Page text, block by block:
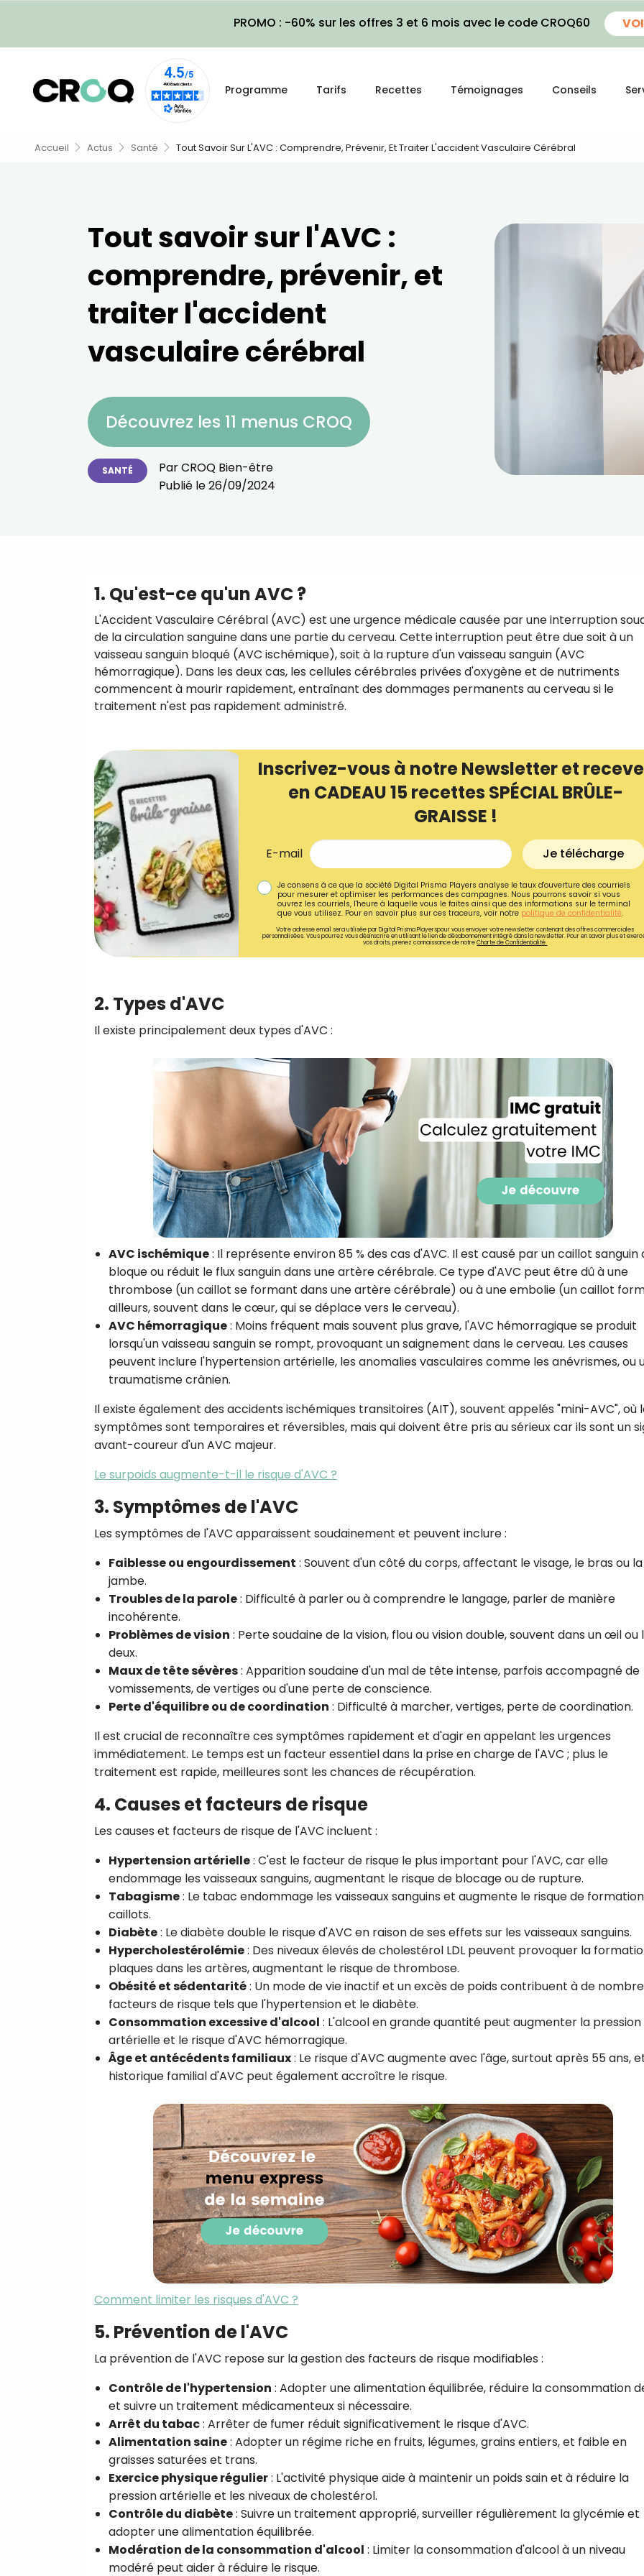
PROMO : -60% sur les offres 3 et 6 mois avec le code CROQ60
Programme Tarifs Recettes Témoignages Conseils
Accueil Actus Santé Tout Savoir Sur L'AVC : Comprendre, Prévenir, Et Traiter L'accident Vasculaire Cérébral
Tout savoir sur l'AVC :
comprendre, prévenir, et
traiter l'accident
vasculaire cérébral
Découvrez les 11 menus CROQ
SANTÉ ParCROQ Bien-être
Publié le26/09/2024
1. Qu'est-ce qu'un AVC ?
L'Accident Vasculaire Cérébral (AVC) est une urgence médicale causée par une interruption
de la circulation sanguine dans une partie du cerveau. Cette interruption peut être due soit à un
vaisseau sanguin bloqué (AVC ischémique), soit à la rupture d'un vaisseau sanguin (AVC
hémorragique). Dans les deux cas, les cellules cérébrales privées d'oxygène et de nutriments
commencent à mourir rapidement, entraînant des dommages permanents au cerveau si le
traitement n'est pas rapidement administré.
Inscrivez-vous à notre Newsletter et
en CADEAU 15 recettes SPÉCIAL BRÛLE-
GRAISSE !
E-mail Je télécharge
Je consens à ce que la société Digital Prisma Players analyse le taux d'ouverture des courriels
pour mesurer et optimiser les performances des campagnes. Nous pourrons savoir si vous
ouvrez les courriels, l'heure à laquelle vous le faites ainsi que des informations sur le terminal
que vous utilisez. Pour en savoir plus sur ces traceurs, voir notre politique de confidentialité.
Votre adresse email sera utilisée par Digital Prisma Playerspour vous envoyer votre newsletter contenant des offres commerciales
personnalisées. Vous pourrez vous désinscrire en utilisant le lien de désabonnement intégré dans la newsletter. Pour en savoir plus et
vos droits, prenez connaissance de notreCharte de Confidentialité.
2. Types d'AVC
Il existe principalement deux types d'AVC :
AVC ischémique: Il représente environ 85 % des cas d'AVC. Il est causé par un caillot sanguin
bloque ou réduit le flux sanguin dans une artère cérébrale. Ce type d'AVC peut être dû à une
thrombose (un caillot se formant dans une artère cérébrale) ou à une embolie (un caillot
ailleurs, souvent dans le cœur, qui se déplace vers le cerveau).
AVC hémorragique: Moins fréquent mais souvent plus grave, l'AVC hémorragique se produit
lorsqu'un vaisseau sanguin se rompt, provoquant un saignement dans le cerveau. Les causes
peuvent inclure l'hypertension artérielle, les anomalies vasculaires comme les anévrismes, ou
traumatisme crânien.
Il existe également des accidents ischémiques transitoires (AIT), souvent appelés "mini-AVC", où
symptômes sont temporaires et réversibles, mais qui doivent être pris au sérieux car ils sont un
avant-coureur d'un AVC majeur.
Le surpoids augmente-t-il le risque d'AVC ?
3. Symptômes de l'AVC
Les symptômes de l'AVC apparaissent soudainement et peuvent inclure :
Faiblesse ou engourdissement : Souvent d'un côté du corps, affectant le visage, le bras ou la
jambe.
Troubles de la parole: Difficulté à parler ou à comprendre le langage, parler de manière
incohérente.
Problèmes de vision : Perte soudaine de la vision, flou ou vision double, souvent dans un œil ou
deux.
Maux de tête sévères: Apparition soudaine d'un mal de tête intense, parfois accompagné de
vomissements, de vertiges ou d'une perte de conscience.
Perte d'équilibre ou de coordination : Difficulté à marcher, vertiges, perte de coordination.
Il est crucial de reconnaître ces symptômes rapidement et d'agir en appelant les urgences
immédiatement. Le temps est un facteur essentiel dans la prise en charge de l'AVC ; plus le
traitement est rapide, meilleures sont les chances de récupération.
4. Causes et facteurs de risque
Les causes et facteurs de risque de l'AVC incluent :
Hypertension artérielle: C'est le facteur de risque le plus important pour l'AVC, car elle
endommage les vaisseaux sanguins, augmentant le risque de blocage ou de rupture.
Tabagisme: Le tabac endommage les vaisseaux sanguins et augmente le risque de
caillots.
Diabète: Le diabète double le risque d'AVC en raison de ses effets sur les vaisseaux sanguins.
Hypercholestérolémie: Des niveaux élevés de cholestérol LDL peuvent provoquer la
plaques dans les artères, augmentant le risque de thrombose.
Obésité et sédentarité: Un mode de vie inactif et un excès de poids contribuent à de
facteurs de risque tels que l'hypertension et le diabète.
Consommation excessive d'alcool : L'alcool en grande quantité peut augmenter la pression
artérielle et le risque d'AVC hémorragique.
Âge et antécédents familiaux: Le risque d'AVC augmente avec l'âge, surtout après 55 ans,
historique familial d'AVC peut également accroître le risque.
Comment limiter les risques d'AVC ?
5. Prévention de l'AVC
La prévention de l'AVC repose sur la gestion des facteurs de risque modifiables :
Contrôle de l'hypertension : Adopter une alimentation équilibrée, réduire la consommation
et suivre un traitement médicamenteux si nécessaire.
Arrêt du tabac: Arrêter de fumer réduit significativement le risque d'AVC.
Alimentation saine: Adopter un régime riche en fruits, légumes, grains entiers, et faible en
graisses saturées et trans.
Exercice physique régulier: L'activité physique aide à maintenir un poids sain et à réduire la
pression artérielle et les niveaux de cholestérol.
Contrôle du diabète: Suivre un traitement approprié, surveiller régulièrement la glycémie et
adopter une alimentation équilibrée.
Modération de la consommation d'alcool : Limiter la consommation d'alcool à un niveau
modéré peut aider à réduire le risque.
Recevez
recettes inédites de
!
Ainsi que la newsletter
Je consens à ce que la société
performances des campagnes.
pourrons savoir si vous ouvrez les
l'heure à laquelle vous le faites
Votre adresse email sera utilisée par Digital Prisma
désabonnement intégré dans la newsletter. Pour en
exercer vos droits, prenez connaissance de notre